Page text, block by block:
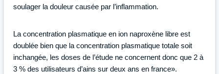
soulager la douleur causée par l’inflammation.
La concentration plasmatique en ion naproxène libre est
doublée bien que la concentration plasmatique totale soit
inchangée, les doses de l’étude ne concernent donc que 2 à
3 % des utilisateurs d’ains sur deux ans en france».